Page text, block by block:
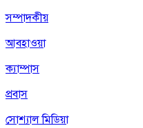
সম্পাদকীয়
আবহাওয়া
ক্যাম্পাস
প্রবাস
সোশ্যাল মিডিয়া